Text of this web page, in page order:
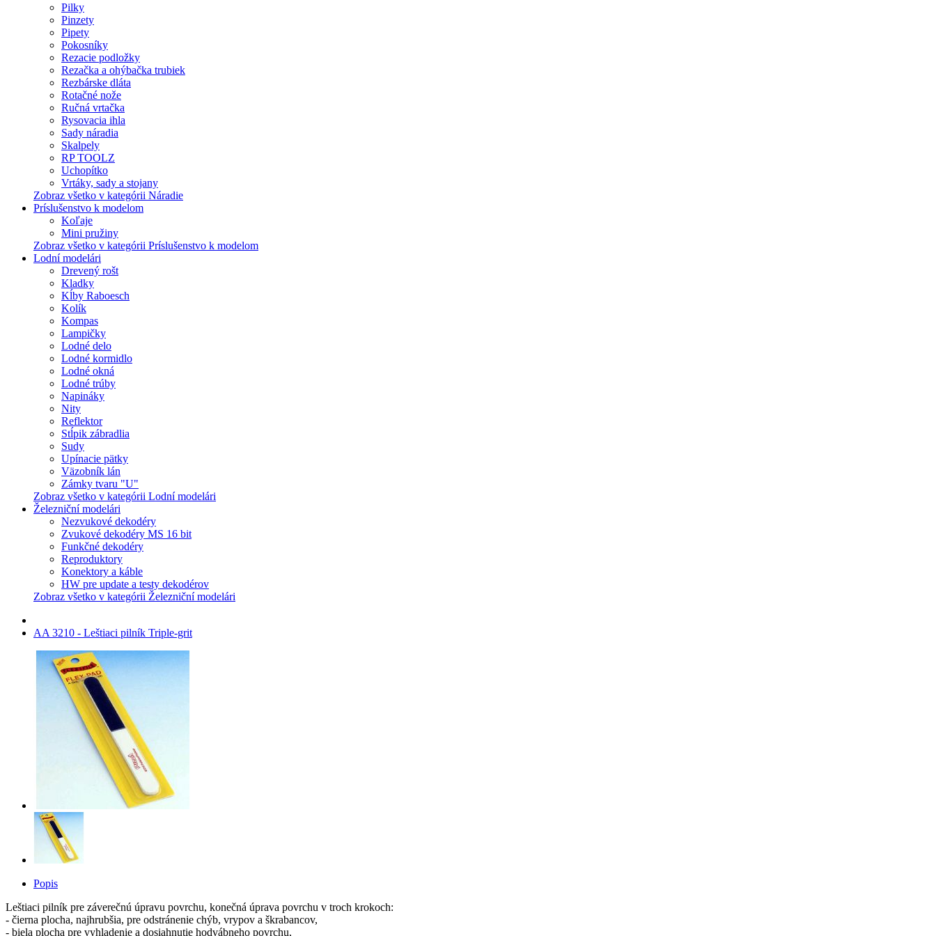
Pilky
Pinzety
Pipety
Pokosníky
Rezacie podložky
Rezačka a ohýbačka trubiek
Rezbárske dláta
Rotačné nože
Ručná vrtačka
Rysovacia ihla
Sady náradia
Skalpely
RP TOOLZ
Uchopítko
Vrtáky, sady a stojany
Zobraz všetko v kategórii Náradie
Príslušenstvo k modelom
Koľaje
Mini pružiny
Zobraz všetko v kategórii Príslušenstvo k modelom
Lodní modelári
Drevený rošt
Kladky
Kĺby Raboesch
Kolík
Kompas
Lampičky
Lodné delo
Lodné kormidlo
Lodné okná
Lodné trúby
Napináky
Nity
Reflektor
Stĺpik zábradlia
Sudy
Upínacie pätky
Väzobník lán
Zámky tvaru "U"
Zobraz všetko v kategórii Lodní modelári
Železniční modelári
Nezvukové dekodéry
Zvukové dekodéry MS 16 bit
Funkčné dekodéry
Reproduktory
Konektory a káble
HW pre update a testy dekodérov
Zobraz všetko v kategórii Železniční modelári
AA 3210 - Leštiaci pilník Triple-grit
Popis
Leštiaci pilník pre záverečnú úpravu povrchu, konečná úprava povrchu v troch krokoch:
- čierna plocha, najhrubšia, pre odstránenie chýb, vrypov a škrabancov,
- biela plocha pre vyhladenie a dosiahnutie hodvábneho povrchu,